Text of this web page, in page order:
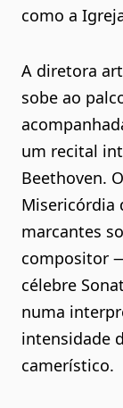
como a
A diretora
sobe ao
um recital
Beethoven.
Misericórdia
marcantes
compositor
célebre
numa
intensidade
camerístico.